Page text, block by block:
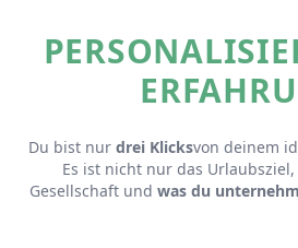
Du bist nur drei Klicksvon deinem
Es ist nicht nur das
Gesellschaft und was du